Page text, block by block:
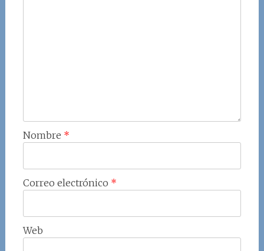
Nombre *
Correo electrónico *
Web